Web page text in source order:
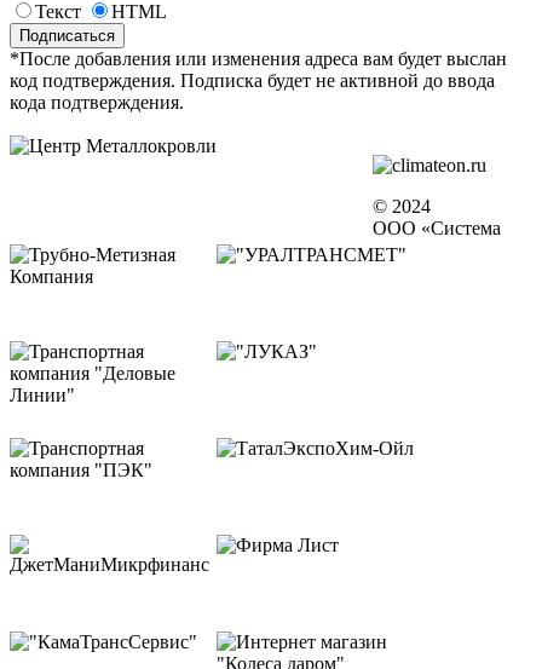
Текст
HTML
*После добавления или изменения адреса вам будет выслан
код подтверждения. Подписка будет не активной до ввода
кода подтверждения.
© 2024
ООО «Система